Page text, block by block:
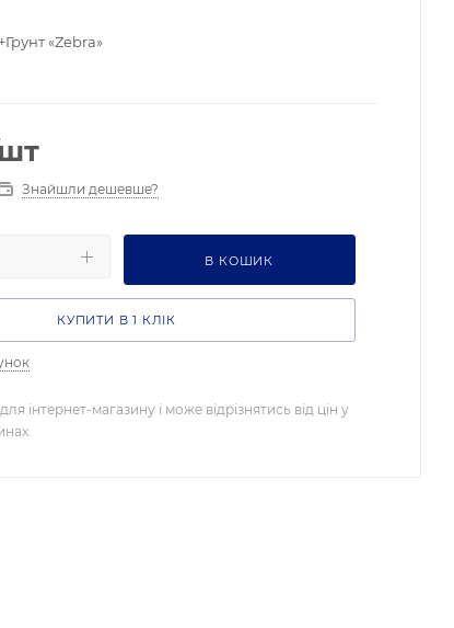
«Zebra»
Знайшли дешевше?
В КОШИК
КУПИТИ В 1 КЛІК
інтернет-магазину і може відрізнятись від цін у